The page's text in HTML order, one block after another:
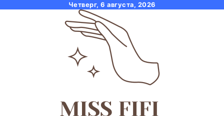
Четверг, 6 августа, 2026